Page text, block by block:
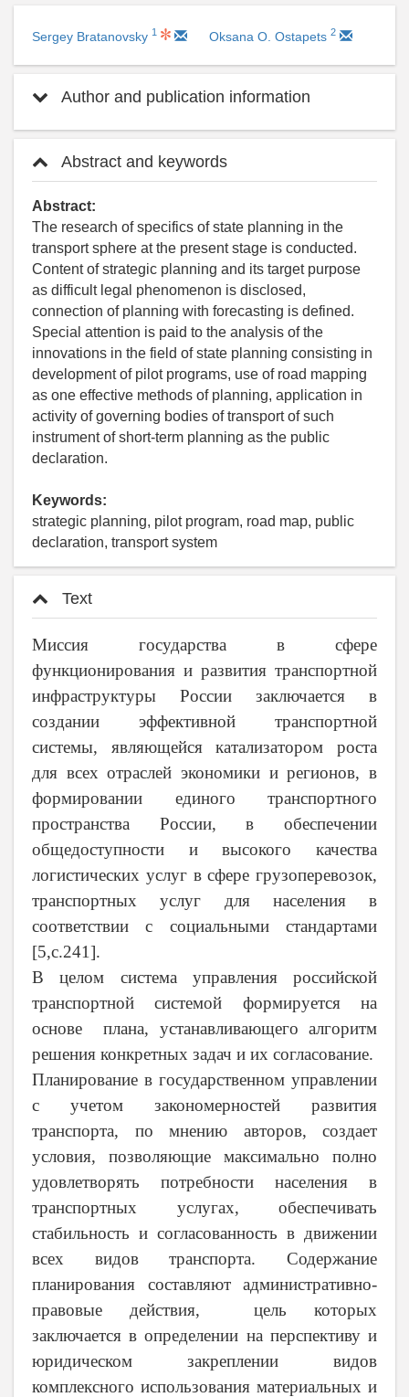
Sergey Bratanovsky 1 Oksana O. Ostapets 2
Author and publication information
Abstract and keywords
Abstract:
The research of specifics of state planning in the
transport sphere at the present stage is conducted.
Content of strategic planning and its target purpose
as difficult legal phenomenon is disclosed,
connection of planning with forecasting is defined.
Special attention is paid to the analysis of the
innovations in the field of state planning consisting in
development of pilot programs, use of road mapping
as one effective methods of planning, application in
activity of governing bodies of transport of such
instrument of short-term planning as the public
declaration.
Keywords:
strategic planning, pilot program, road map, public
declaration, transport system
Text
Миссия государства в сфере
функционирования и развития транспортной
инфраструктуры России заключается в
создании эффективной транспортной
системы, являющейся катализатором роста
для всех отраслей экономики и регионов, в
формировании единого транспортного
пространства России, в обеспечении
общедоступности и высокого качества
логистических услуг в сфере грузоперевозок,
транспортных услуг для населения в
соответствии с социальными стандартами
[5,c.241].
В целом система управления российской
транспортной системой формируется на
основе плана, устанавливающего алгоритм
решения конкретных задач и их согласование.
Планирование в государственном управлении
с учетом закономерностей развития
транспорта, по мнению авторов, создает
условия, позволяющие максимально полно
удовлетворять потребности населения в
транспортных услугах, обеспечивать
стабильность и согласованность в движении
всех видов транспорта. Содержание
планирования составляют административно-
правовые действия, цель которых
заключается в определении на перспективу и
юридическом закреплении видов
комплексного использования материальных и